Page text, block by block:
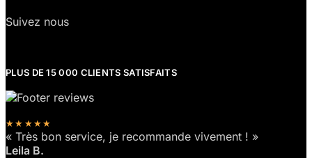
Suivez nous
PLUS DE 15 000 CLIENTS SATISFAITS
★★★★★
« Très bon service, je recommande vivement ! »
Leila B.